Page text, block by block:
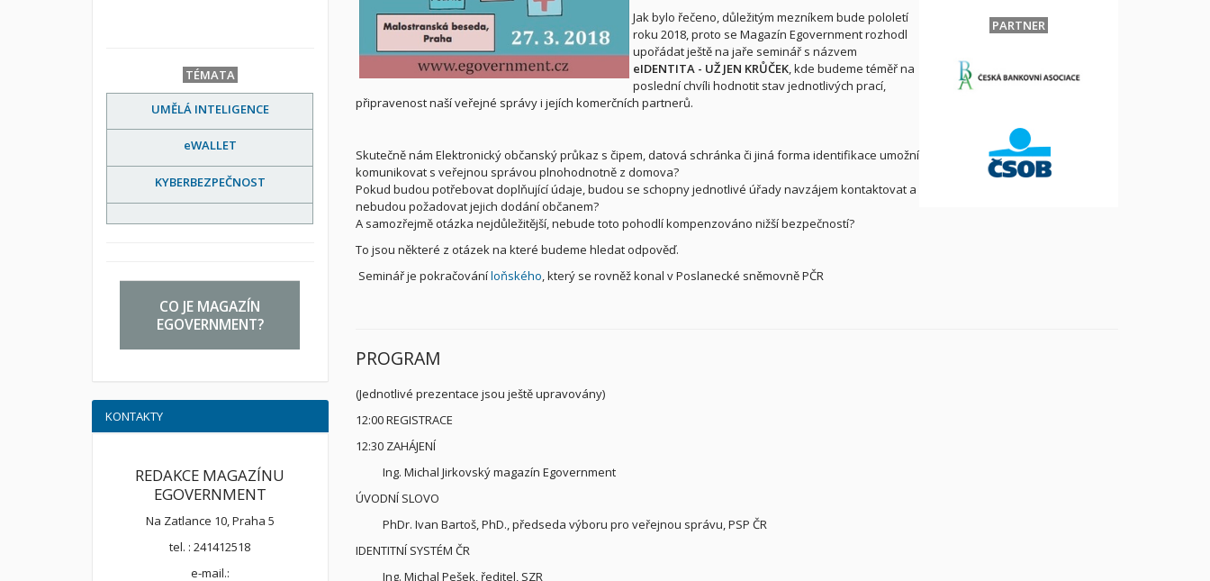
PARTNER
Jak bylo řečeno, důležitým mezníkem bude pololetí
roku 2018, proto se Magazín Egovernment rozhodl
upořádat ještě na jaře seminář s názvem
eIDENTITA - UŽ JEN KRŮČEK, kde budeme téměř na
poslední chvíli hodnotit stav jednotlivých prací,
připravenost naší veřejné správy i jejích komerčních partnerů.
Skutečně nám Elektronický občanský průkaz s čipem, datová schránka či jiná forma identifikace umožní
komunikovat s veřejnou správou plnohodnotně z domova?
Pokud budou potřebovat doplňující údaje, budou se schopny jednotlivé úřady navzájem kontaktovat a
nebudou požadovat jejich dodání občanem?
A samozřejmě otázka nejdůležitější, nebude toto pohodlí kompenzováno nižší bezpečností?
To jsou některé z otázek na které budeme hledat odpověď.
Seminář je pokračováníloňského , který se rovněž konal v Poslanecké sněmovně PČR
PROGRAM
(Jednotlivé prezentace jsou ještě upravovány)
12:00 REGISTRACE
12:30 ZAHÁJENÍ
Ing. Michal Jirkovský magazín Egovernment
ÚVODNÍ SLOVO
PhDr. Ivan Bartoš, PhD., předseda výboru pro veřejnou správu, PSP ČR
IDENTITNÍ SYSTÉM ČR
Ing. Michal Pešek, ředitel, SZR
TÉMATA
UMĚLÁ INTELIGENCE
eWALLET
KYBERBEZPEČNOST
CO JE MAGAZÍN
EGOVERNMENT?
KONTAKTY
REDAKCE MAGAZÍNU
EGOVERNMENT
Na Zatlance 10, Praha 5
tel. : 241412518
e-mail.: